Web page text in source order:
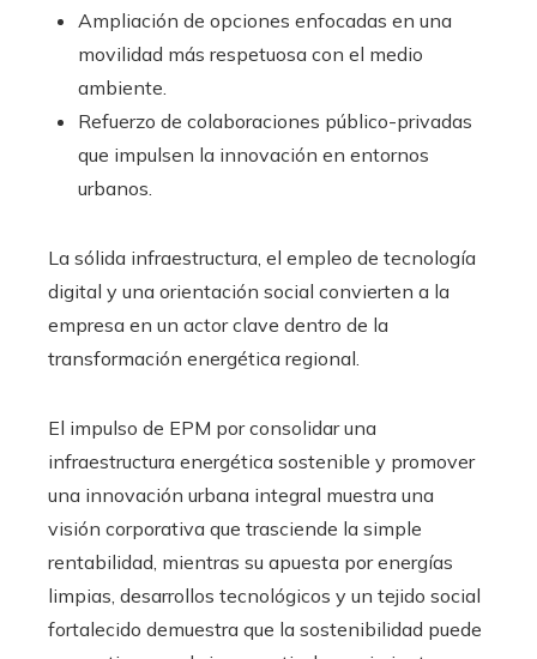
Ampliación de opciones enfocadas en una
movilidad más respetuosa con el medio
ambiente.
Refuerzo de colaboraciones público-privadas
que impulsen la innovación en entornos
urbanos.
La sólida infraestructura, el empleo de tecnología
digital y una orientación social convierten a la
empresa en un actor clave dentro de la
transformación energética regional.
El impulso de EPM por consolidar una
infraestructura energética sostenible y promover
una innovación urbana integral muestra una
visión corporativa que trasciende la simple
rentabilidad, mientras su apuesta por energías
limpias, desarrollos tecnológicos y un tejido social
fortalecido demuestra que la sostenibilidad puede